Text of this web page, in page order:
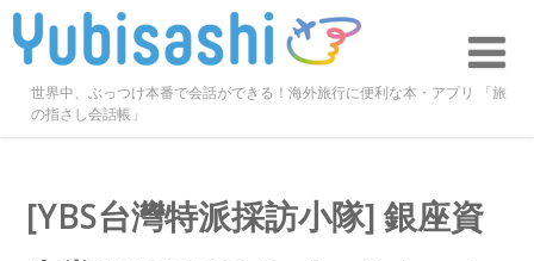
世界中、ぶっつけ本番で会話ができる！海外旅行に便利な本・アプリ 「旅
の指さし会話帳」
[YBS台灣特派採訪小隊] 銀座資